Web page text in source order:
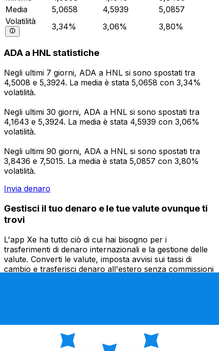
Media
5,0658 4,5939
5,0857
Volatilità
3,34% 3,06% 3,80%
ADA a HNL statistiche
Negli ultimi 7 giorni, ADA a HNL si sono spostati tra
4,5008 e 5,3924. La media è stata 5,0658 con 3,34%
volatilità.
Negli ultimi 30 giorni, ADA a HNL si sono spostati tra
4,1643 e 5,3924. La media è stata 4,5939 con 3,06%
volatilità.
Negli ultimi 90 giorni, ADA a HNL si sono spostati tra
3,8436 e 7,5015. La media è stata 5,0857 con 3,80%
volatilità.
Invia denaro
Gestisci il tuo denaro e le tue valute ovunque ti
trovi
L'app Xe ha tutto ciò di cui hai bisogno per i
trasferimenti di denaro internazionali e la gestione delle
valute. Converti le valute, imposta avvisi sui tassi di
cambio e trasferisci denaro all'estero senza commissioni